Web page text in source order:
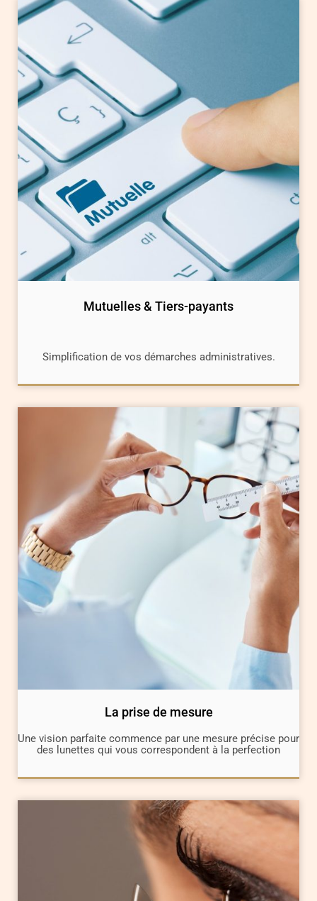
Mutuelles & Tiers-payants
Simplification de vos démarches administratives.
La prise de mesure
Une vision parfaite commence par une mesure précise pour
des lunettes qui vous correspondent à la perfection